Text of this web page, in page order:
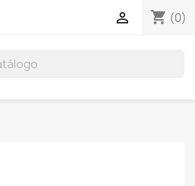
shopping_cart (0)
